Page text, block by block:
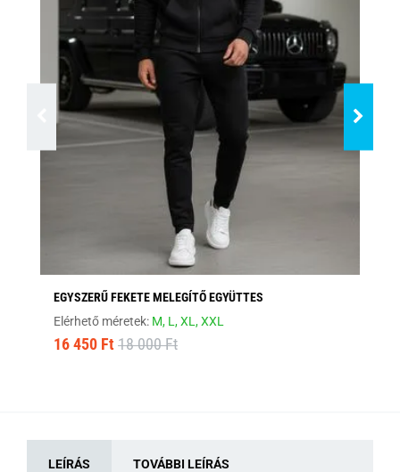
EGYSZERŰ FEKETE MELEGÍTŐ EGYÜTTES
Elérhető méretek: M, L,XL,XXL
16 450 Ft 18 000 Ft
LEÍRÁS TOVÁBBI LEÍRÁS